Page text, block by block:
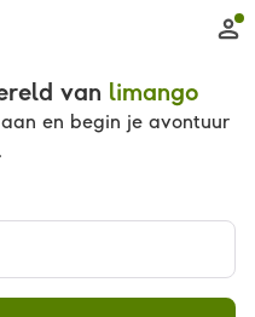
van limango
en begin je avontuur